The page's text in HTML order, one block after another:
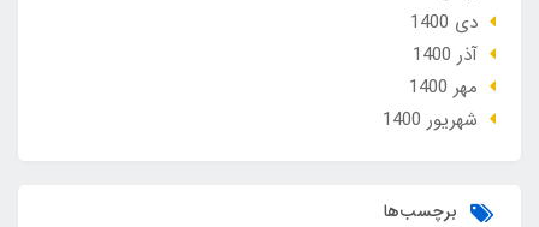
دی 1400
آذر 1400
مهر 1400
شهریور 1400
برچسب‌ها